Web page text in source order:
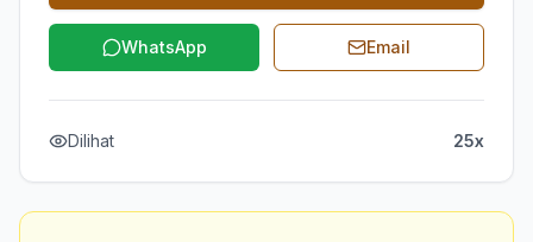
WhatsApp Email
Dilihat 25x